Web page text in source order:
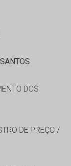
DOS
DE PREÇO /